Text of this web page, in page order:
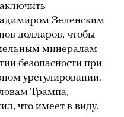
Зеленским
долларов, чтобы
минералам
безопасности при
урегулировании.
Трампа,
что имеет в виду.